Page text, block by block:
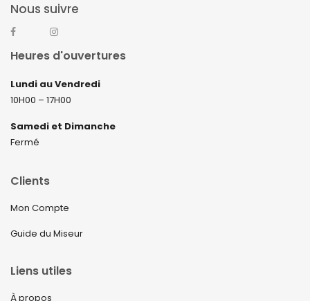
Nous suivre
Heures d'ouvertures
Lundi au Vendredi
10H00 – 17H00
Samedi et Dimanche
Fermé
Clients
Mon Compte
Guide du Miseur
Liens utiles
À propos